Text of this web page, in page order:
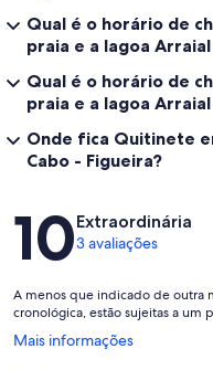
Qual é o horário de
praia e a lagoa
Qual é o horário de
praia e a lagoa
Onde fica Quitinete
Cabo - Figueira?
Avaliações
10Extraordinária
3 avaliações
A menos que indicado de outra
cronológica, estão sujeitas a um
Mais informações
Abre